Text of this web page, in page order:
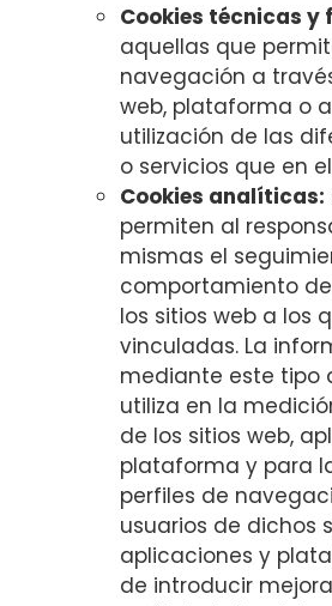
Cookies técnicas y
aquellas que
navegación a
web, plataforma o
utilización de las
o servicios que en
Cookies analíticas:
permiten al
mismas el
comportamiento
los sitios web a los
vinculadas. La
mediante este tipo
utiliza en la
de los sitios web,
plataforma y para
perfiles de
usuarios de dichos
aplicaciones y
de introducir